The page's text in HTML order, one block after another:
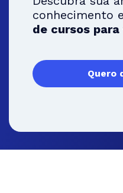
conhecimento e
de cursos para
Quero